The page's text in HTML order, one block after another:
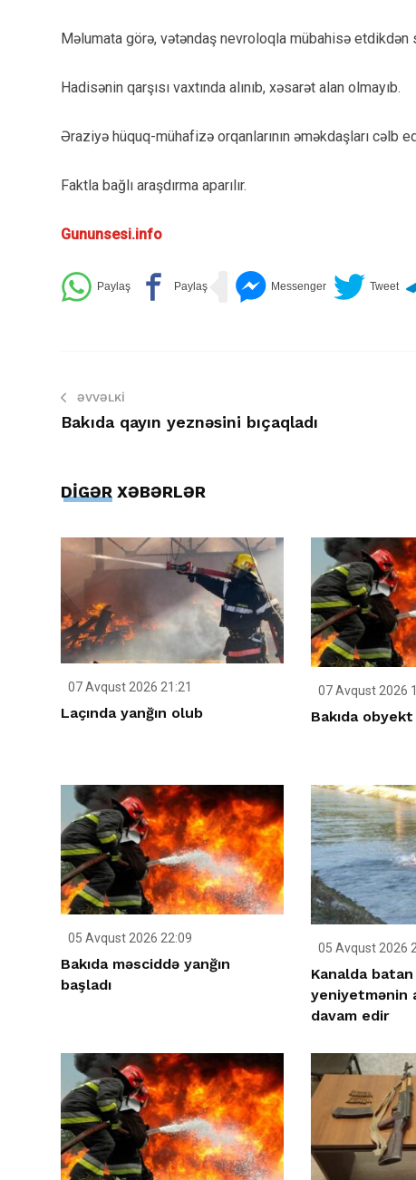
Məlumata görə, vətəndaş nevroloqla mübahisə etdikdən
Hadisənin qarşısı vaxtında alınıb, xəsarət alan olmayıb.
Əraziyə hüquq-mühafizə orqanlarının əməkdaşları cəlb
Faktla bağlı araşdırma aparılır.
Gununsesi.info
ƏVVƏLKI
Bakıda qayın yeznəsini bıçaqladı
DİGƏR XƏBƏRLƏR
07 Avqust 2026 21:21
Laçında yanğın olub
07 Avqust 2026
Bakıda obyekt
05 Avqust 2026 22:09
Bakıda məsciddə yanğın
başladı
05 Avqust 2026
Kanalda batan
yeniyetmənin
davam edir